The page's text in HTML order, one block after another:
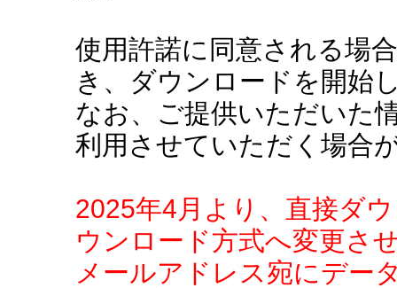
使用許諾に同意される場
き、ダウンロードを開始
なお、ご提供いただいた
利用させていただく場合
2025年4月より、直接ダ
ウンロード方式へ変更さ
メールアドレス宛にデー